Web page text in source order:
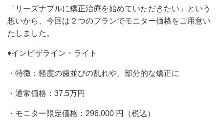
「リーズナブルに矯正治療を始めていただきたい」という
想いから、今回は２つのプランでモニター価格をご用意い
たしました。
♦︎インビザライン・ライト
・特徴：軽度の歯並びの乱れや、部分的な矯正に
・通常価格：37.5万円
・モニター限定価格：296,000 円（税込）